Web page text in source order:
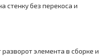
стенку без перекоса и
элемента в сборке и